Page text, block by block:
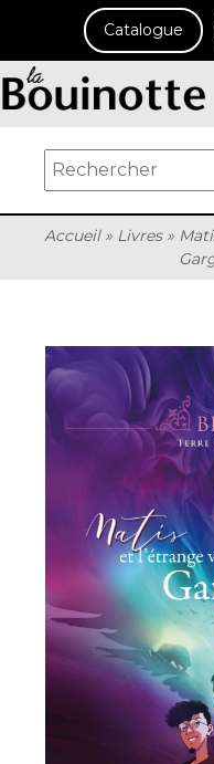
Catalogue
Accueil» Livres»